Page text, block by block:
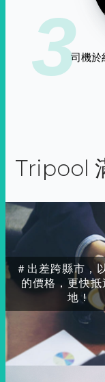
3司機於
Tripool
＃出差跨縣市，
的價格，更快抵
地！